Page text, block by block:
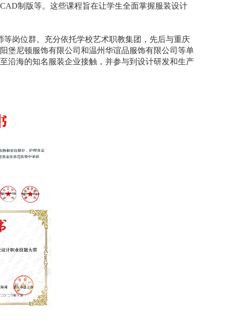
制版等。这些课程旨在让学生全面掌握服装设计
岗位群。充分依托学校艺术职教集团，先后与重庆
堡尼顿服饰有限公司和温州华谊品服饰有限公司等单
沿海的知名服装企业接触，并参与到设计研发和生产